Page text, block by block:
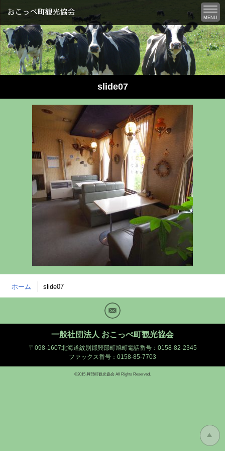
MENU
slide07
ホーム slide07
Mail
一般社団法人 おこっぺ町観光協会
〒098-1607北海道紋別郡興部町旭町電話番号：0158-82-2345
ファックス番号：0158-85-7703
©2015 興部町観光協会 All Rights Reserved.